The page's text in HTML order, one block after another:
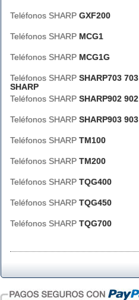
Teléfonos SHARP GXF200
Teléfonos SHARP MCG1
Teléfonos SHARP MCG1G
Teléfonos SHARP SHARP703 703
SHARP
Teléfonos SHARP SHARP902 902
Teléfonos SHARP SHARP903 903
Teléfonos SHARP TM100
Teléfonos SHARP TM200
Teléfonos SHARP TQG400
Teléfonos SHARP TQG450
Teléfonos SHARP TQG700